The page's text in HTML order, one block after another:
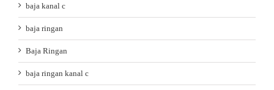
baja kanal c
baja ringan
Baja Ringan
baja ringan kanal c